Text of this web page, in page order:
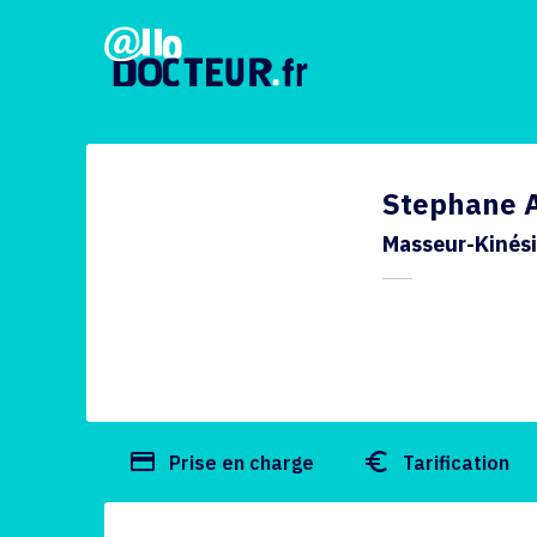
Stephane
Masseur-
payment Prise en charge euro_symbol Tarification